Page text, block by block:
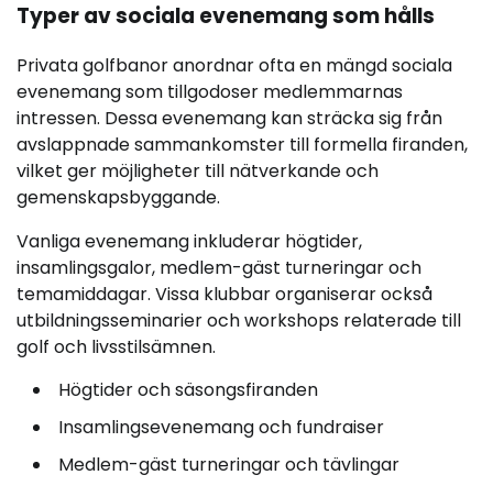
Typer av sociala evenemang som hålls
Privata golfbanor anordnar ofta en mängd sociala
evenemang som tillgodoser medlemmarnas
intressen. Dessa evenemang kan sträcka sig från
avslappnade sammankomster till formella firanden,
vilket ger möjligheter till nätverkande och
gemenskapsbyggande.
Vanliga evenemang inkluderar högtider,
insamlingsgalor, medlem-gäst turneringar och
temamiddagar. Vissa klubbar organiserar också
utbildningsseminarier och workshops relaterade till
golf och livsstilsämnen.
Högtider och säsongsfiranden
Insamlingsevenemang och fundraiser
Medlem-gäst turneringar och tävlingar